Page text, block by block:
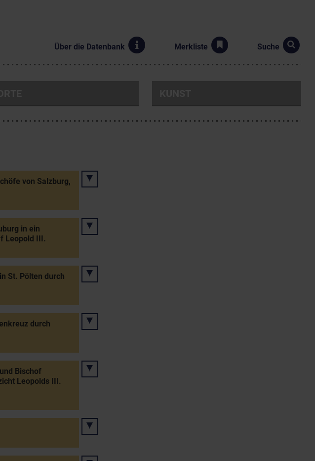
Über die Datenbank Merkliste Suche
von Salzburg,
in ein
Leopold III.
St. Pölten durch
durch
Bischof
Leopolds III.